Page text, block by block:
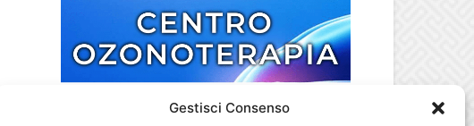
Gestisci Consenso